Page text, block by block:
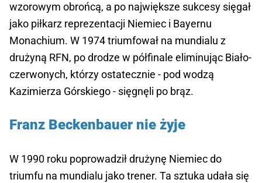
wzorowym obrońcą, a po największe sukcesy sięgał
jako piłkarz reprezentacji Niemiec i Bayernu
Monachium. W 1974 triumfował na mundialu z
drużyną RFN, po drodze w półfinale eliminując Biało-
czerwonych, którzy ostatecznie - pod wodzą
Kazimierza Górskiego - sięgnęli po brąz.
Franz Beckenbauer nie żyje
W 1990 roku poprowadził drużynę Niemiec do
triumfu na mundialu jako trener. Ta sztuka udała się